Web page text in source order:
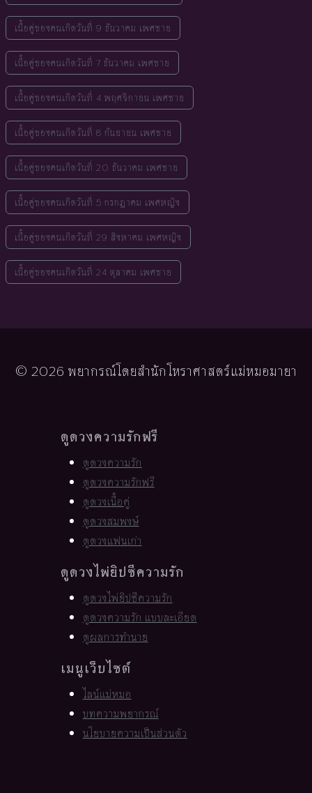
เนื้อคู่ของคนเกิดวันที่ 9 ธันวาคม เพศชาย
เนื้อคู่ของคนเกิดวันที่ 7 ธันวาคม เพศชาย
เนื้อคู่ของคนเกิดวันที่ 4 พฤศจิกายน เพศชาย
เนื้อคู่ของคนเกิดวันที่ 8 กันยายน เพศชาย
เนื้อคู่ของคนเกิดวันที่ 20 ธันวาคม เพศชาย
เนื้อคู่ของคนเกิดวันที่ 5 กรกฎาคม เพศหญิง
เนื้อคู่ของคนเกิดวันที่ 29 สิงหาคม เพศหญิง
เนื้อคู่ของคนเกิดวันที่ 24 ตุลาคม เพศชาย
© 2026 พยากรณ์โดยสำนักโหราศาสตร์แม่หมอมายา
ดูดวงความรักฟรี
ดูดวงความรัก
ดูดวงความรักฟรี
ดูดวงเนื้อคู่
ดูดวงสมพงษ์
ดูดวงแฟนเก่า
ดูดวงไพ่ยิปซีความรัก
ดูดวงไพ่ยิปซีความรัก
ดูดวงความรัก แบบละเอียด
ดูผลการทำนาย
เมนูเว็บไซต์
ไลน์แม่หมอ
บทความพยากรณ์
นโยบายความเป็นส่วนตัว